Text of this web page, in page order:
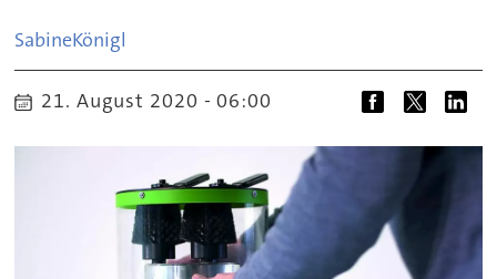
SabineKönigl
21. August 2020 - 06:00